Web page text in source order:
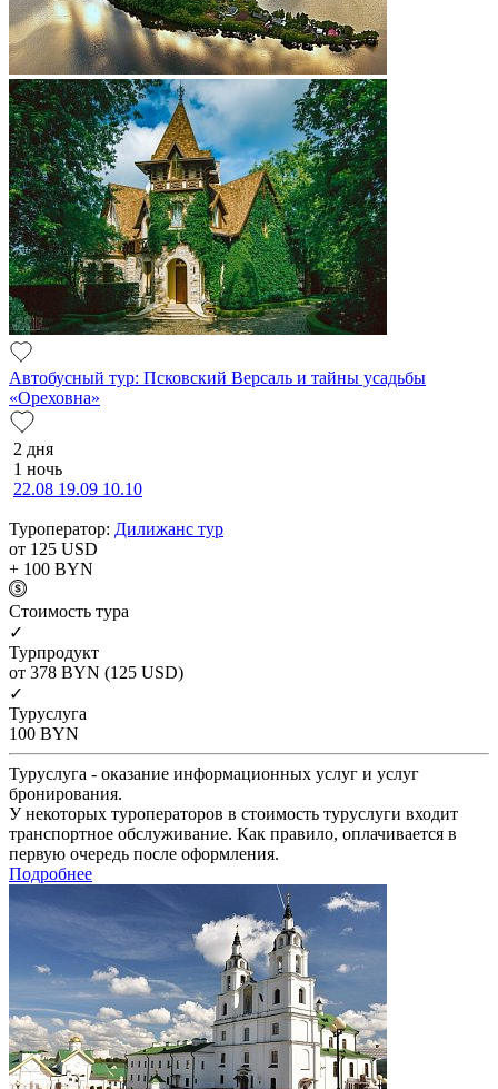
Автобусный тур: Псковский Версаль и тайны усадьбы
«Ореховна»
2 дня
1 ночь
22.08 19.09 10.10
Туроператор: Дилижанс тур
от 125 USD
+ 100 BYN
Cтоимость тура
✓
Турпродукт
от 378 BYN (125 USD)
✓
Туруслуга
100 BYN
Туруслуга - оказание информационных услуг и услуг
бронирования.
У некоторых туроператоров в стоимость туруслуги входит
транспортное обслуживание. Как правило, оплачивается в
первую очередь после оформления.
Подробнее